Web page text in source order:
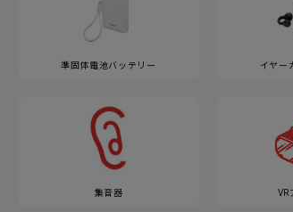
準固体電池バッテリー イヤー
集音器 VR